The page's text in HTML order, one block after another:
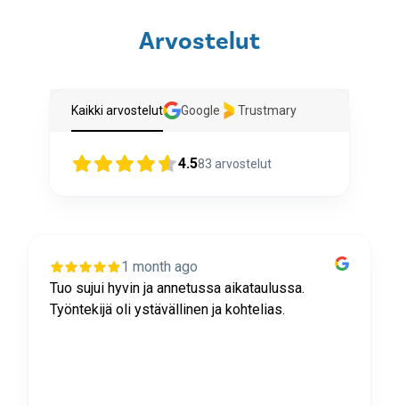
Arvostelut
Kaikki arvostelut Google Trustmary
4.583 arvostelut
1 month ago
Tuo sujui hyvin ja annetussa aikataulussa.
Työntekijä oli ystävällinen ja kohtelias.